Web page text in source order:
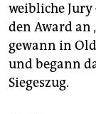
weibliche Jury
den Award an
gewann in
und begann
Siegeszug.